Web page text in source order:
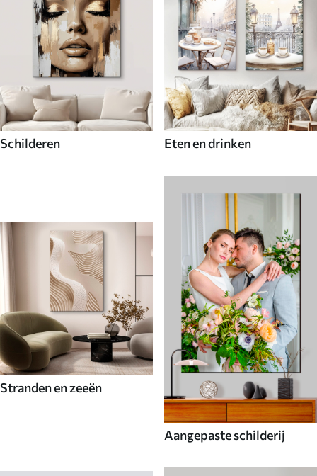
Schilderen Eten en drinken
Stranden en zeeën
Aangepaste schilderij